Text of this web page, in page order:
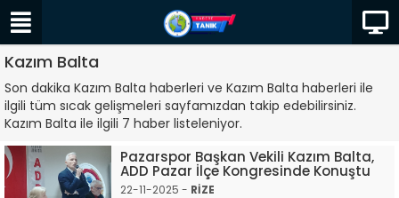
Kazım Balta
Son dakika Kazım Balta haberleri ve Kazım Balta haberleri ile
ilgili tüm sıcak gelişmeleri sayfamızdan takip edebilirsiniz.
Kazım Balta ile ilgili 7 haber listeleniyor.
Pazarspor Başkan Vekili Kazım Balta,
ADD Pazar İlçe Kongresinde Konuştu
22-11-2025 - RİZE